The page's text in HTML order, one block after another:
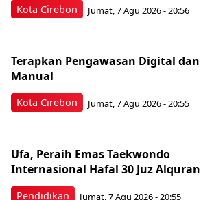
Kota Cirebon Jumat, 7 Agu 2026 - 20:56
Kota Cirebon
Terapkan Pengawasan Digital dan
Manual
Jumat, 7 Agu 2026 - 20:55
Pendidikan
Ufa, Peraih Emas Taekwondo
Internasional Hafal 30 Juz Alquran
Jumat, 7 Agu 2026 - 20:55